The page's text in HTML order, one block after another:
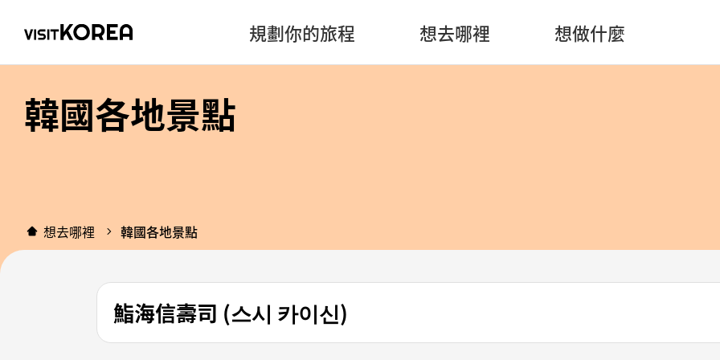
規劃你的旅程 想去哪裡 想做什麼
韓國各地景點
想去哪裡 韓國各地景點
鮨海信壽司 (스시 카이신)